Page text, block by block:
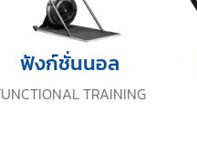
TRAINING
ฟังก์ชั่นนอล